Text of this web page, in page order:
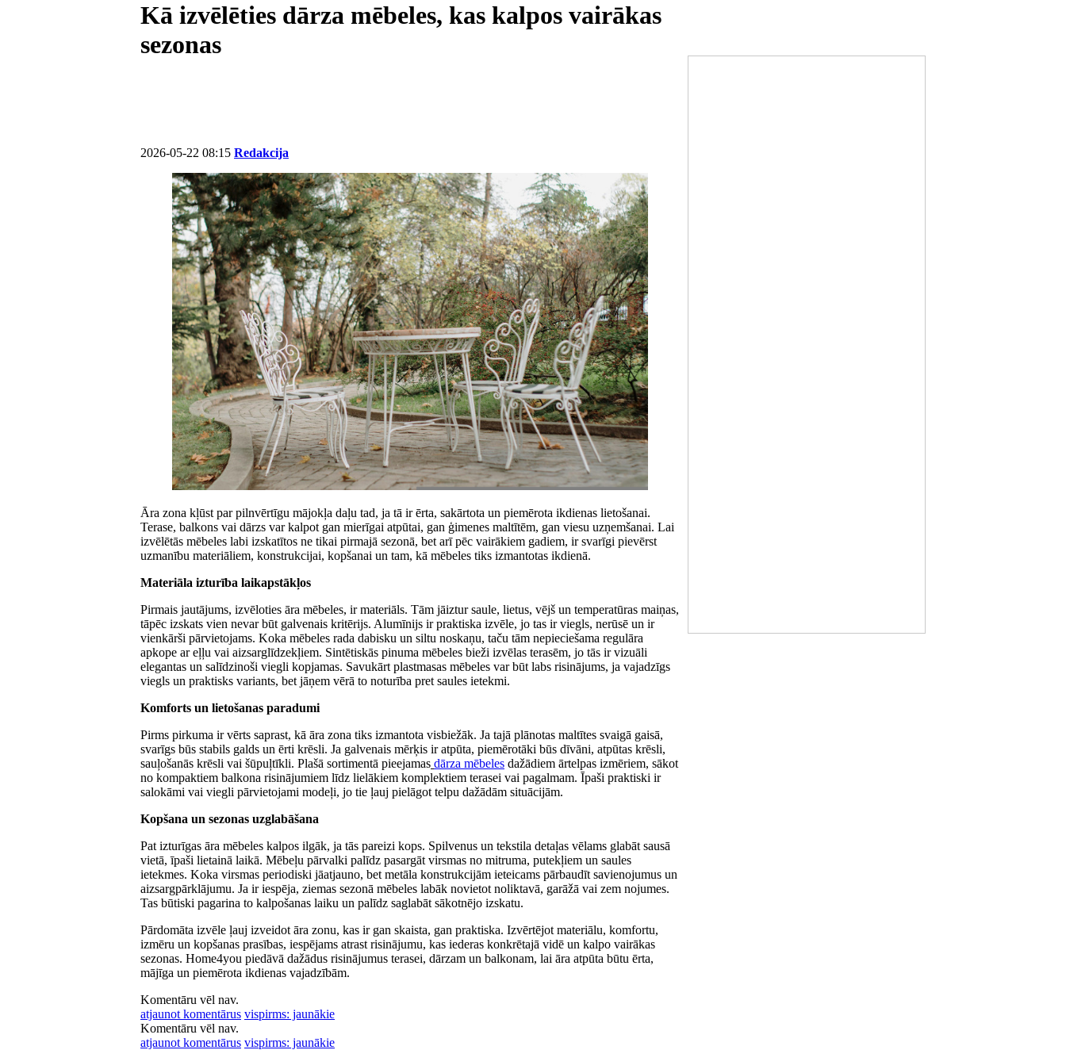
Kā izvēlēties dārza mēbeles, kas kalpos vairākas
sezonas
2026-05-22 08:15 Redakcija
Āra zona kļūst par pilnvērtīgu mājokļa daļu tad, ja tā ir ērta, sakārtota un piemērota ikdienas lietošanai.
Terase, balkons vai dārzs var kalpot gan mierīgai atpūtai, gan ģimenes maltītēm, gan viesu uzņemšanai. Lai
izvēlētās mēbeles labi izskatītos ne tikai pirmajā sezonā, bet arī pēc vairākiem gadiem, ir svarīgi pievērst
uzmanību materiāliem, konstrukcijai, kopšanai un tam, kā mēbeles tiks izmantotas ikdienā.
Materiāla izturība laikapstākļos
Pirmais jautājums, izvēloties āra mēbeles, ir materiāls. Tām jāiztur saule, lietus, vējš un temperatūras maiņas,
tāpēc izskats vien nevar būt galvenais kritērijs. Alumīnijs ir praktiska izvēle, jo tas ir viegls, nerūsē un ir
vienkārši pārvietojams. Koka mēbeles rada dabisku un siltu noskaņu, taču tām nepieciešama regulāra
apkope ar eļļu vai aizsarglīdzekļiem. Sintētiskās pinuma mēbeles bieži izvēlas terasēm, jo tās ir vizuāli
elegantas un salīdzinoši viegli kopjamas. Savukārt plastmasas mēbeles var būt labs risinājums, ja vajadzīgs
viegls un praktisks variants, bet jāņem vērā to noturība pret saules ietekmi.
Komforts un lietošanas paradumi
Pirms pirkuma ir vērts saprast, kā āra zona tiks izmantota visbiežāk. Ja tajā plānotas maltītes svaigā gaisā,
svarīgs būs stabils galds un ērti krēsli. Ja galvenais mērķis ir atpūta, piemērotāki būs dīvāni, atpūtas krēsli,
sauļošanās krēsli vai šūpuļtīkli. Plašā sortimentā pieejamas dārza mēbeles dažādiem ārtelpas izmēriem, sākot
no kompaktiem balkona risinājumiem līdz lielākiem komplektiem terasei vai pagalmam. Īpaši praktiski ir
salokāmi vai viegli pārvietojami modeļi, jo tie ļauj pielāgot telpu dažādām situācijām.
Kopšana un sezonas uzglabāšana
Pat izturīgas āra mēbeles kalpos ilgāk, ja tās pareizi kops. Spilvenus un tekstila detaļas vēlams glabāt sausā
vietā, īpaši lietainā laikā. Mēbeļu pārvalki palīdz pasargāt virsmas no mitruma, putekļiem un saules
ietekmes. Koka virsmas periodiski jāatjauno, bet metāla konstrukcijām ieteicams pārbaudīt savienojumus un
aizsargpārklājumu. Ja ir iespēja, ziemas sezonā mēbeles labāk novietot noliktavā, garāžā vai zem nojumes.
Tas būtiski pagarina to kalpošanas laiku un palīdz saglabāt sākotnējo izskatu.
Pārdomāta izvēle ļauj izveidot āra zonu, kas ir gan skaista, gan praktiska. Izvērtējot materiālu, komfortu,
izmēru un kopšanas prasības, iespējams atrast risinājumu, kas iederas konkrētajā vidē un kalpo vairākas
sezonas. Home4you piedāvā dažādus risinājumus terasei, dārzam un balkonam, lai āra atpūta būtu ērta,
mājīga un piemērota ikdienas vajadzībām.
Komentāru vēl nav.
atjaunot komentārus vispirms: jaunākie
Komentāru vēl nav.
atjaunot komentārus vispirms: jaunākie